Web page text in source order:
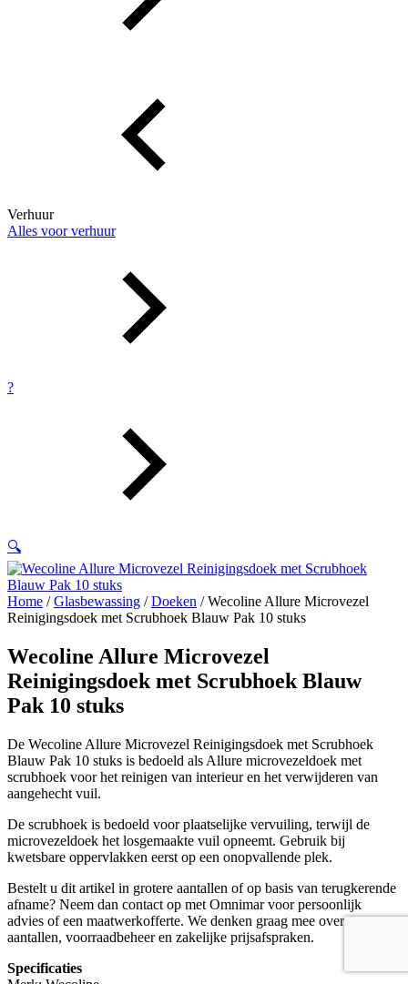
Verhuur
Alles voor verhuur
?
🔍
Home /Glasbewassing /Doeken / Wecoline Allure Microvezel
Reinigingsdoek met Scrubhoek Blauw Pak 10 stuks
Wecoline Allure Microvezel
Reinigingsdoek met Scrubhoek Blauw
Pak 10 stuks
De Wecoline Allure Microvezel Reinigingsdoek met Scrubhoek
Blauw Pak 10 stuks is bedoeld als Allure microvezeldoek met
scrubhoek voor het reinigen van interieur en het verwijderen van
aangehecht vuil.
De scrubhoek is bedoeld voor plaatselijke vervuiling, terwijl de
microvezeldoek het losgemaakte vuil opneemt. Gebruik bij
kwetsbare oppervlakken eerst op een onopvallende plek.
Bestelt u dit artikel in grotere aantallen of op basis van terugkerende
afname? Neem dan contact op met Omnimar voor persoonlijk
advies of een maatwerkofferte. We denken graag mee over
aantallen, voorraadbeheer en zakelijke prijsafspraken.
Specificaties